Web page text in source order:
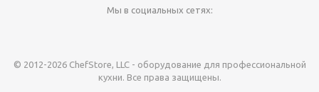
Мы в социальных сетях:
© 2012-2026 ChefStore, LLC - оборудование для профессиональной
кухни. Все права защищены.